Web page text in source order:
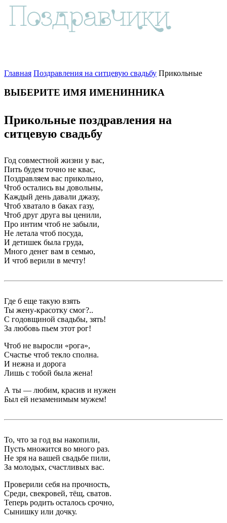
Главная Поздравления на ситцевую свадьбу Прикольные
ВЫБЕРИТЕ ИМЯ ИМЕНИННИКА
Прикольные поздравления на
ситцевую свадьбу
Год совместной жизни у вас,
Пить будем точно не квас,
Поздравляем вас прикольно,
Чтоб остались вы довольны,
Каждый день давали джазу,
Чтоб хватало в баках газу,
Чтоб друг друга вы ценили,
Про интим чтоб не забыли,
Не летала чтоб посуда,
И детишек была груда,
Много денег вам в семью,
И чтоб верили в мечту!
Где б еще такую взять
Ты жену-красотку смог?..
С годовщиной свадьбы, зять!
За любовь пьем этот рог!
Чтоб не выросли «рога»,
Счастье чтоб текло сполна.
И нежна и дорога
Лишь с тобой была жена!
А ты — любим, красив и нужен
Был ей незаменимым мужем!
То, что за год вы накопили,
Пусть множится во много раз.
Не зря на вашей свадьбе пили,
За молодых, счастливых вас.
Проверили себя на прочность,
Среди, свекровей, тёщ, сватов.
Теперь родить осталось срочно,
Сынишку или дочку.